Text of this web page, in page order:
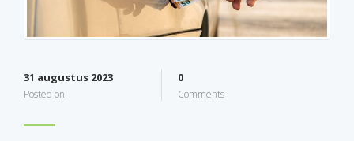
31 augustus 2023
Posted on
0
Comments